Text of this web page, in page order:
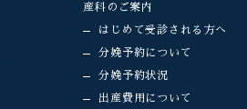
産科のご案内
はじめて受診される方へ
分娩予約について
分娩予約状況
出産費用について